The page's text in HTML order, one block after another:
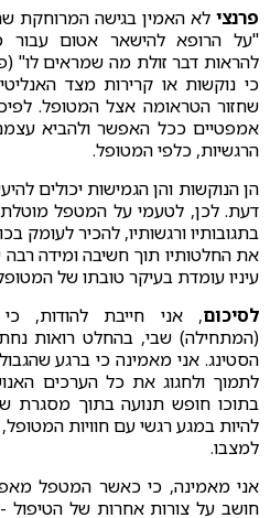
פרנצי לא האמין בגישה המרוחקת
"על הרופא להישאר אטום עבור
כי נוקשות או קרירות מצד
שחזור הטראומה אצל המטופל.
אמפטיים ככל האפשר ולהביא
הרגשיות, כלפי המטופל.
הן הנוקשות והן הגמישות יכולים
דעת. לכן, לטעמי על המטפל
בתגובותיו ורגשותיו, להכיר
את החלטותיו תוך חשיבה ומידה
עיניו עומדת בעיקר טובתו של
לסיכום, אני חייבת להודות,
(המתחילה) שבי, בהחלט רואות
הסטינג. אני מאמינה כי ברגע
לתמוך ולחגוג את כל הערכים
בתוכו חופש תנועה בתוך מסגרת
להיות במגע רגשי עם חוויות
למצבו.
אני מאמינה, כי כאשר המטפל
חושב על צורות אחרות של הטיפול